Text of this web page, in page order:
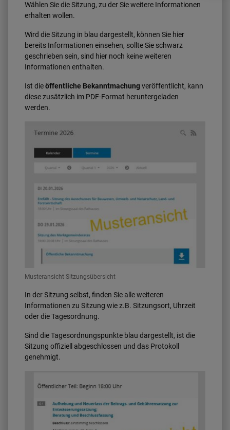
Wählen Sie die Sitzung, zu der Sie weitere Informationen
erhalten wollen.
Wird die Sitzung in blau dargestellt, können Sie hier
bereits Informationen einsehen, sollte Sie schwarz
geschrieben sein, sind hier noch keine weiteren
Informationen enthalten.
Ist dieöffentliche Bekanntmachungveröffentlicht, kann
diese zusätzlich im PDF-Format heruntergeladen
werden.
Musteransicht Sitzungsübersicht
In der Sitzung selbst, finden Sie alle weiteren
Informationen zu Sitzung wie z.B. Sitzungsort, Uhrzeit
oder die Tagesordnung.
Sind die Tagesordnungspunkte blau dargestellt, ist die
Sitzung offiziell abgeschlossen und das Protokoll
genehmigt.